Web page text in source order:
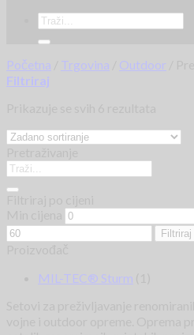
Početna Trgovina Outdoor
Filtriraj
Filtriraj
MIL-TEC® Sturm